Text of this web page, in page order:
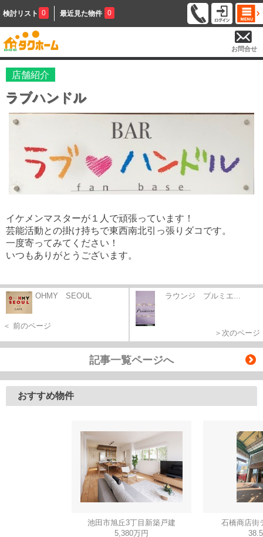
検討リスト 0 最近見た物件 0
お問合せ
店舗紹介
ラブハンドル
イケメンマスターが１人で頑張っています！
芸能活動との掛け持ちで東西南北引っ張りダコです。
一度寄ってみてください！
いつもありがとうございます。
OHMY SEOUL
＜ 前のページ
ラウンジ プルミエ...
＞次のページ
記事一覧ページへ
おすすめ物件
池田市旭丘3丁目新築戸建
5,380万円
石橋商店街